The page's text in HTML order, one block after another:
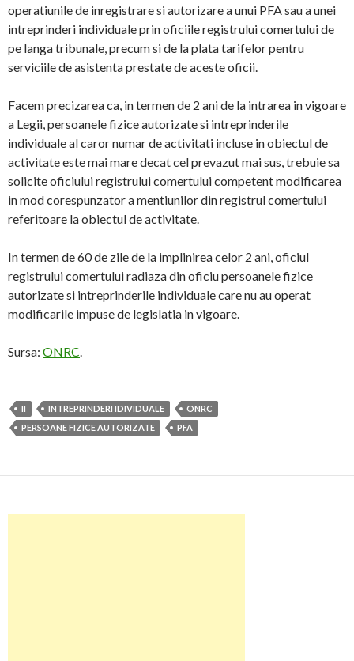
operatiunile de inregistrare si autorizare a unui PFA sau a unei
intreprinderi individuale prin oficiile registrului comertului de
pe langa tribunale, precum si de la plata tarifelor pentru
serviciile de asistenta prestate de aceste oficii.
Facem precizarea ca, in termen de 2 ani de la intrarea in vigoare
a Legii, persoanele fizice autorizate si intreprinderile
individuale al caror numar de activitati incluse in obiectul de
activitate este mai mare decat cel prevazut mai sus, trebuie sa
solicite oficiului registrului comertului competent modificarea
in mod corespunzator a mentiunilor din registrul comertului
referitoare la obiectul de activitate.
In termen de 60 de zile de la implinirea celor 2 ani, oficiul
registrului comertului radiaza din oficiu persoanele fizice
autorizate si intreprinderile individuale care nu au operat
modificarile impuse de legislatia in vigoare.
Sursa: ONRC.
II INTREPRINDERI IDIVIDUALE
ONRC
PERSOANE FIZICE AUTORIZATE
PFA